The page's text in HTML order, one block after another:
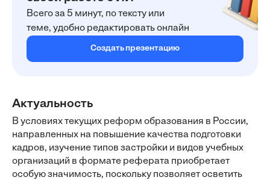
Всего за 5 минут, по тексту или
теме, удобно редактировать онлайн
Создать презентацию
Актуальность
В условиях текущих реформ образования в России,
направленных на повышение качества подготовки
кадров, изучение типов застройки и видов учебных
организаций в формате реферата приобретает
особую значимость, поскольку позволяет осветить